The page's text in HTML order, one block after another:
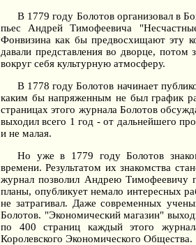
В 1779 году Болотов организовал в
пьес Андрей Тимофеевича
Фонвизина как бы предвосхищают эту
давали представления во дворце,
вокруг себя культурную атмосферу.
В 1778 году Болотов начинает
каким бы напряженным не был график
страницах этого журнала Болотов
выходил всего 1 год - от дальнейшего
и не малая.
Но уже в 1779 году Болотов
времени. Результатом их знакомства
журнал позволил Андрею Тимофеевичу
планы, опубликует немало интересных
не затрагивал. Даже современных
Болотов. "Экономический магазин"
по 400 страниц каждый этого
Королевского Экономического Общества.